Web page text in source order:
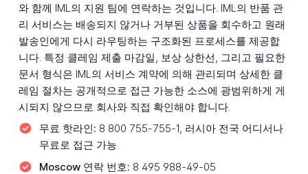
와 함께 IML의 지원 팀에 연락하는 것입니다. IML의 반품 관
리 서비스는 배송되지 않거나 거부된 상품을 회수하고 원래
발송인에게 다시 라우팅하는 구조화된 프로세스를 제공합
니다. 특정 클레임 제출 마감일, 보상 상한선, 그리고 필요한
문서 형식은 IML의 서비스 계약에 의해 관리되며 상세한 클
레임 절차는 공개적으로 접근 가능한 소스에 광범위하게 게
시되지 않으므로 회사와 직접 확인해야 합니다.
무료 핫라인: 8 800 755-755-1, 러시아 전국 어디서나
무료로 접근 가능
Moscow 연락 번호: 8 495 988-49-05